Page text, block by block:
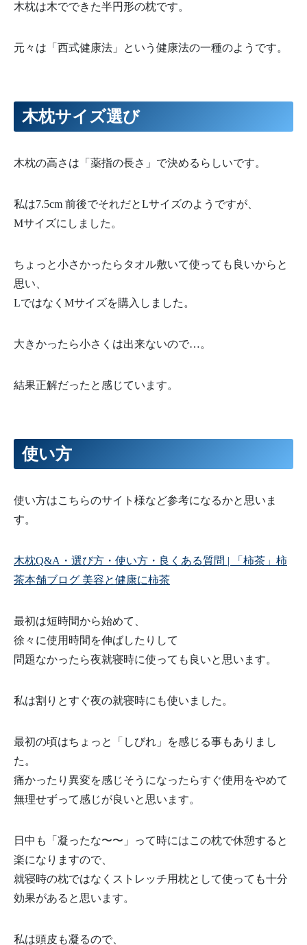
木枕は木でできた半円形の枕です。
元々は「西式健康法」という健康法の一種のようです。
木枕サイズ選び
木枕の高さは「薬指の長さ」で決めるらしいです。
私は7.5cm 前後でそれだとLサイズのようですが、
Mサイズにしました。
ちょっと小さかったらタオル敷いて使っても良いからと
思い、
LではなくMサイズを購入しました。
大きかったら小さくは出来ないので…。
結果正解だったと感じています。
使い方
使い方はこちらのサイト様など参考になるかと思いま
す。
木枕Q&A・選び方・使い方・良くある質問 | 「柿茶」柿
茶本舗ブログ 美容と健康に柿茶
最初は短時間から始めて、
徐々に使用時間を伸ばしたりして
問題なかったら夜就寝時に使っても良いと思います。
私は割りとすぐ夜の就寝時にも使いました。
最初の頃はちょっと「しびれ」を感じる事もありまし
た。
痛かったり異変を感じそうになったらすぐ使用をやめて
無理せずって感じが良いと思います。
日中も「凝ったな〜〜」って時にはこの枕で休憩すると
楽になりますので、
就寝時の枕ではなくストレッチ用枕として使っても十分
効果があると思います。
私は頭皮も凝るので、